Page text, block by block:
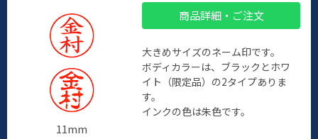
11mm
商品詳細・ご注文
大きめサイズのネーム印です。
ボディカラーは、ブラックとホワ
イト（限定品）の2タイプありま
す。
インクの色は朱色です。